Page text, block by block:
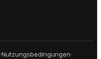
·Nutzungsbedingungen·